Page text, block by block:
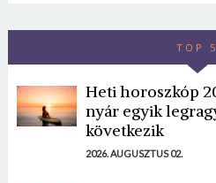
TOP 5
Heti horoszkóp
nyár egyik
következik
2026. AUGUSZTUS 02.